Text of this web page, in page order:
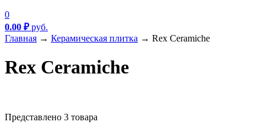
0
0.00 ₽руб.
Главная → Керамическая плитка → Rex Ceramiche
Rex Ceramiche
Представлено 3 товара